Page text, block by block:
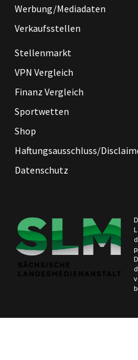
Werbung/Mediadaten
Verkaufsstellen
Stellenmarkt
VPN Vergleich
Finanz Vergleich
Sportwetten
Shop
Haftungsausschluss/
Datenschutz